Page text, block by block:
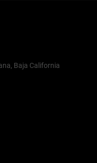
Baja California